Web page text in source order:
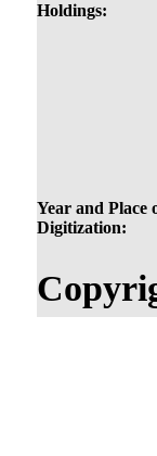
Holdings:
Year and Place
Digitization: